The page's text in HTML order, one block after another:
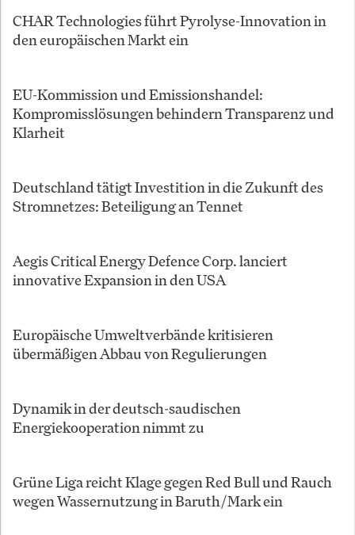
CHAR Technologies führt Pyrolyse-Innovation in
den europäischen Markt ein
EU-Kommission und Emissionshandel:
Kompromisslösungen behindern Transparenz und
Klarheit
Deutschland tätigt Investition in die Zukunft des
Stromnetzes: Beteiligung an Tennet
Aegis Critical Energy Defence Corp. lanciert
innovative Expansion in den USA
Europäische Umweltverbände kritisieren
übermäßigen Abbau von Regulierungen
Dynamik in der deutsch-saudischen
Energiekooperation nimmt zu
Grüne Liga reicht Klage gegen Red Bull und Rauch
wegen Wassernutzung in Baruth/Mark ein